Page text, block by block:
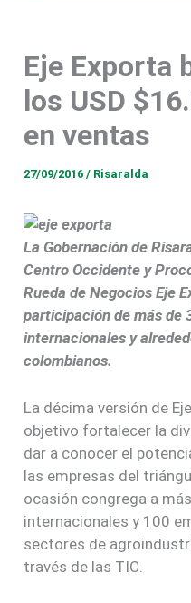
Eje Exporta
los USD
en ventas
27/09/2016/ Risaralda
La Gobernación de
Centro Occidente y
Rueda de Negocios Eje
participación de más de
internacionales y
colombianos.
La décima versión de
objetivo fortalecer la
dar a conocer el
las empresas del
ocasión congrega a
internacionales y 100
sectores de
través de las TIC.